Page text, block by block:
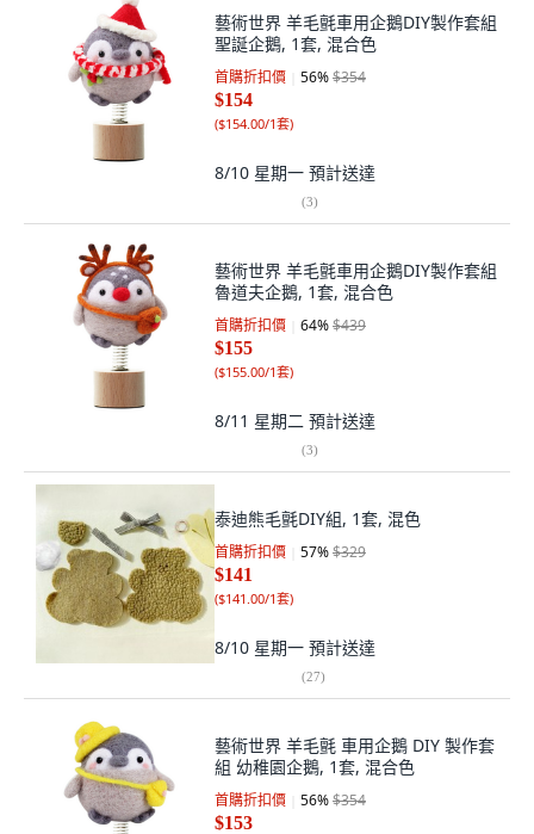
藝術世界 羊毛氈車用企鵝DIY製作套組
聖誕企鵝, 1套, 混合色
首購折扣價 56%$354
$154
($154.00/1套)
8/10 星期一 預計送達
(3)
藝術世界 羊毛氈車用企鵝DIY製作套組
魯道夫企鵝, 1套, 混合色
首購折扣價 64%$439
$155
($155.00/1套)
8/11 星期二 預計送達
(3)
泰迪熊毛氈DIY組, 1套, 混色
首購折扣價 57%$329
$141
($141.00/1套)
8/10 星期一 預計送達
(27)
藝術世界 羊毛氈 車用企鵝 DIY 製作套
組 幼稚園企鵝, 1套, 混合色
首購折扣價 56%$354
$153